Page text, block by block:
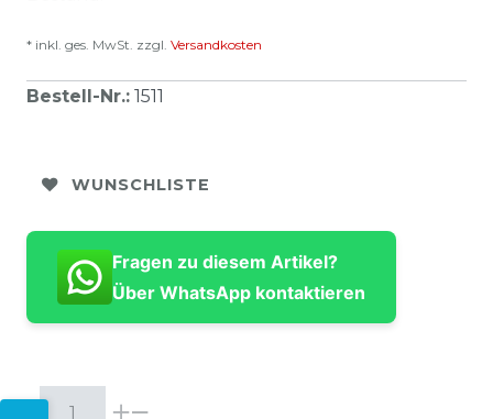
* inkl. ges. MwSt. zzgl. Versandkosten
Bestell-Nr.: 1511
WUNSCHLISTE
Fragen zu diesem Artikel?
Über WhatsApp kontaktieren